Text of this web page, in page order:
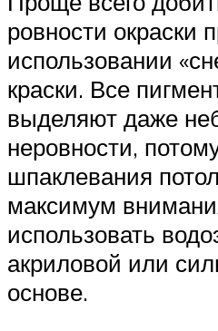
ровности окраски
использовании
краски. Все
выделяют даже
неровности,
шпаклевания
максимум
использовать
акриловой или
основе.